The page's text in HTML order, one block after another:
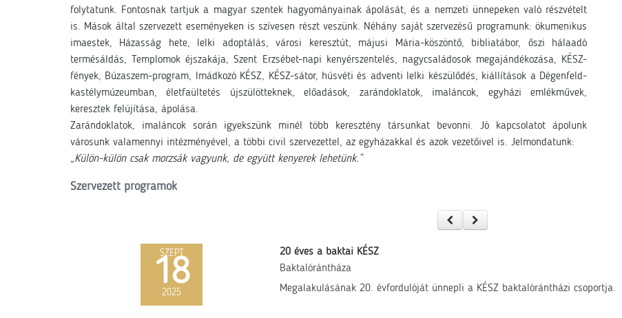
folytatunk. Fontosnak tartjuk a magyar szentek hagyományainak ápolását, és a nemzeti ünnepeken való részvételt
is. Mások által szervezett eseményeken is szívesen részt veszünk. Néhány saját szervezésű programunk: ökumenikus
imaestek, Házasság hete, lelki adoptálás, városi keresztút, májusi Mária-köszöntő, bibliatábor, őszi hálaadó
termésáldás, Templomok éjszakája, Szent Erzsébet-napi kenyérszentelés, nagycsaládosok megajándékozása, KÉSZ-
fények, Búzaszem-program, Imádkozó KÉSZ, KÉSZ-sátor, húsvéti és adventi lelki készülődés, kiállítások a Dégenfeld-
kastélymúzeumban, életfaültetés újszülötteknek, előadások, zarándoklatok, imaláncok, egyházi emlékművek,
keresztek felújítása, ápolása.
Zarándoklatok, imaláncok során igyekszünk minél több keresztény társunkat bevonni. Jó kapcsolatot ápolunk
városunk valamennyi intézményével, a többi civil szervezettel, az egyházakkal és azok vezetőivel is. Jelmondatunk:
„Külön-külön csak morzsák vagyunk, de együtt kenyerek lehetünk.”
Szervezett programok
SZEPT
18
2025
20 éves a baktai KÉSZ
Baktalórántháza
Megalakulásának 20. évfordulóját ünnepli a KÉSZ baktalórántházi csoportja.